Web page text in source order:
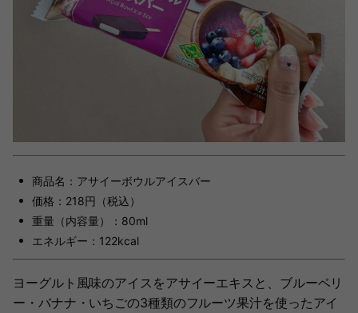
商品名：アサイーボウルアイスバー
価格：218円（税込）
重量（内容量）：80ml
エネルギー：122kcal
ヨーグルト風味のアイスをアサイーエキスと、ブルーベリ
ー・バナナ・いちごの3種類のフルーツ果汁を使ったアイ